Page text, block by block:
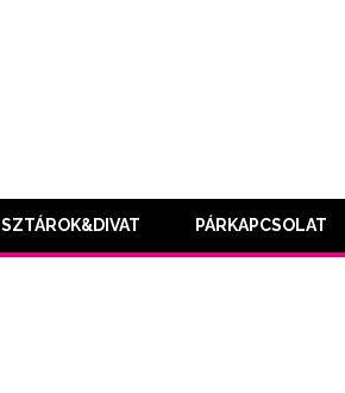
SZTÁROK&DIVAT PÁRKAPCSOLAT